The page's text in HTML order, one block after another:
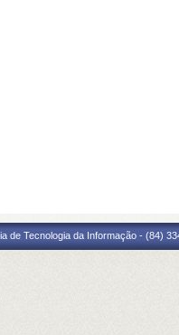
de Tecnologia da Informação - (84)